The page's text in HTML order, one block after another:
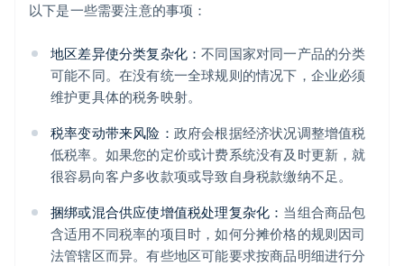
以下是一些需要注意的事项：
地区差异使分类复杂化：不同国家对同一产品的分类
可能不同。在没有统一全球规则的情况下，企业必须
维护更具体的税务映射。
税率变动带来风险： 政府会根据经济状况调整增值税
低税率。如果您的定价或计费系统没有及时更新，就
很容易向客户多收款项或导致自身税款缴纳不足。
捆绑或混合供应使增值税处理复杂化： 当组合商品包
含适用不同税率的项目时，如何分摊价格的规则因司
法管辖区而异。有些地区可能要求按商品明细进行分